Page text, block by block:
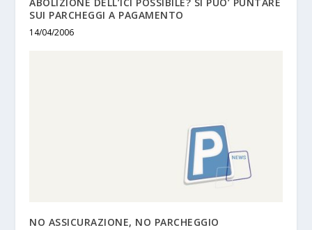
ABOLIZIONE DELL’ICI POSSIBILE? SI PUO’ PUNTARE
SUI PARCHEGGI A PAGAMENTO
14/04/2006
NO ASSICURAZIONE, NO PARCHEGGIO